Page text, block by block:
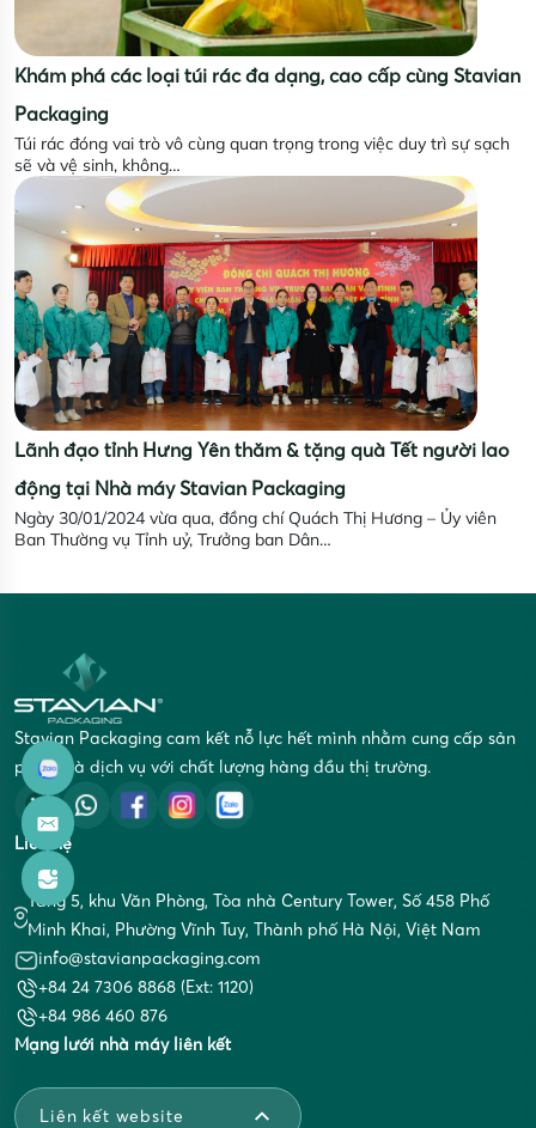
Khám phá các loại túi rác đa dạng, cao cấp cùng Stavian
Packaging
Túi rác đóng vai trò vô cùng quan trọng trong việc duy trì sự sạch
sẽ và vệ sinh, không…
Lãnh đạo tỉnh Hưng Yên thăm & tặng quà Tết người lao
động tại Nhà máy Stavian Packaging
Ngày 30/01/2024 vừa qua, đồng chí Quách Thị Hương – Ủy viên
Ban Thường vụ Tỉnh uỷ, Trưởng ban Dân…
Stavian Packaging cam kết nỗ lực hết mình nhằm cung cấp sản
phẩm và dịch vụ với chất lượng hàng đầu thị trường.
Liên hệ
Tầng 5, khu Văn Phòng, Tòa nhà Century Tower, Số 458 Phố
Minh Khai, Phường Vĩnh Tuy, Thành phố Hà Nội, Việt Nam
info@stavianpackaging.com
+84 24 7306 8868 (Ext: 1120)
+84 986 460 876
Mạng lưới nhà máy liên kết
Liên kết website